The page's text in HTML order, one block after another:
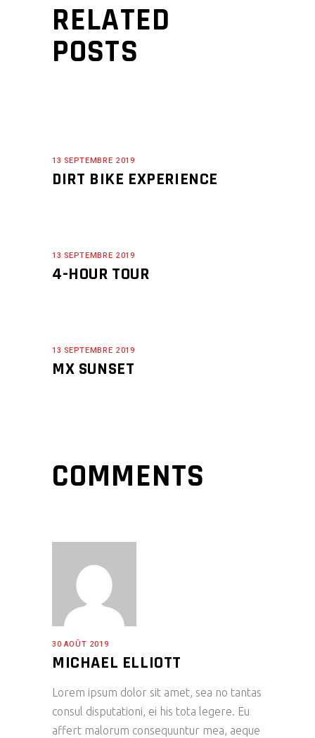
RELATED
POSTS
13 SEPTEMBRE 2019
DIRT BIKE EXPERIENCE
13 SEPTEMBRE 2019
4-HOUR TOUR
13 SEPTEMBRE 2019
MX SUNSET
COMMENTS
30 AOÛT 2019
MICHAEL ELLIOTT
Lorem ipsum dolor sit amet, sea no tantas
consul disputationi, ei his tota legere. Eu
affert malorum consequuntur mea, aeque